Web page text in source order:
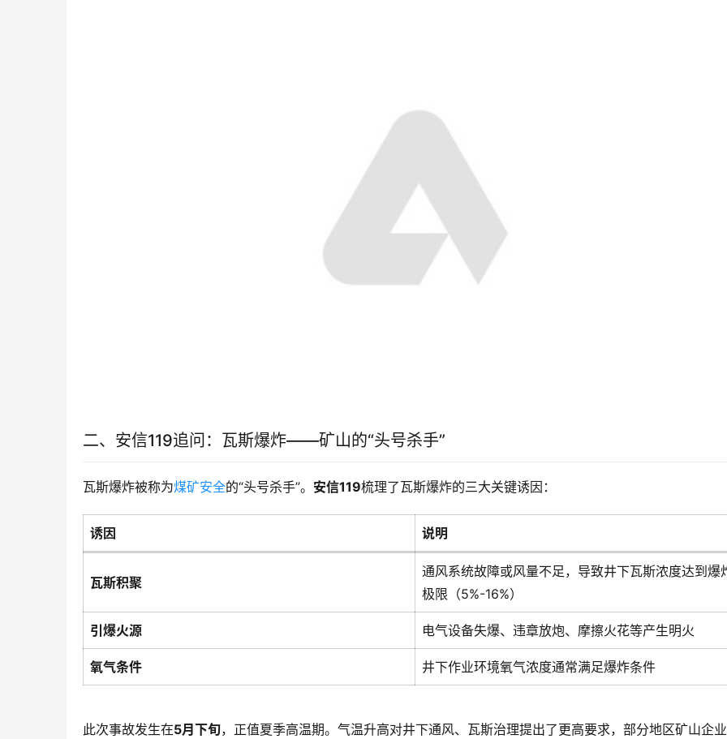
二、安信119追问：瓦斯爆炸——矿山的“头号杀手”
瓦斯爆炸被称为煤矿安全的“头号杀手”。 安信119梳理了瓦斯爆炸的三大关键诱因：
诱因 说明
瓦斯积聚
通风系统故障或风量不足，导致井下瓦斯浓度达到爆
极限（5%-16%）
引爆火源 电气设备失爆、违章放炮、摩擦火花等产生明火
氧气条件 井下作业环境氧气浓度通常满足爆炸条件
此次事故发生在5月下旬，正值夏季高温期。气温升高对井下通风、瓦斯治理提出了更高要求，部分地区矿山企